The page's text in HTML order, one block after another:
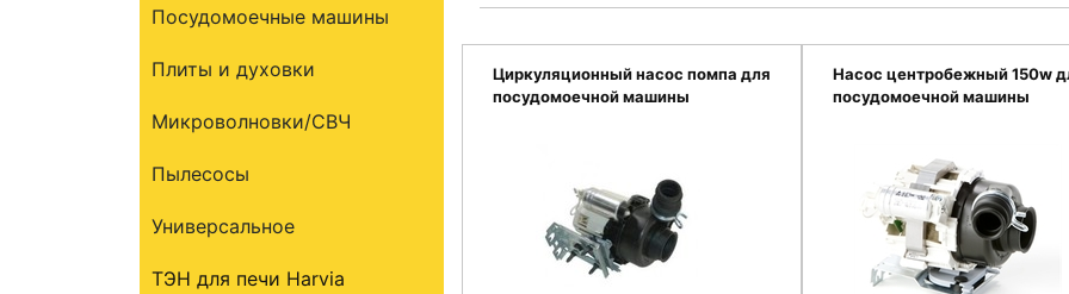
Циркуляционный насос помпа для
посудомоечной машины
Насос центробежный 150w
посудомоечной машины
Посудомоечные машины
Плиты и духовки
Микроволновки/СВЧ
Пылесосы
Универсальное
ТЭН для печи Harvia